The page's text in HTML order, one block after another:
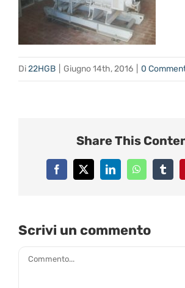
Di22HGB Giugno 14th, 2016 0
Share This
Facebook
X LinkedInWhatsApp
Scrivi un commento
Commento